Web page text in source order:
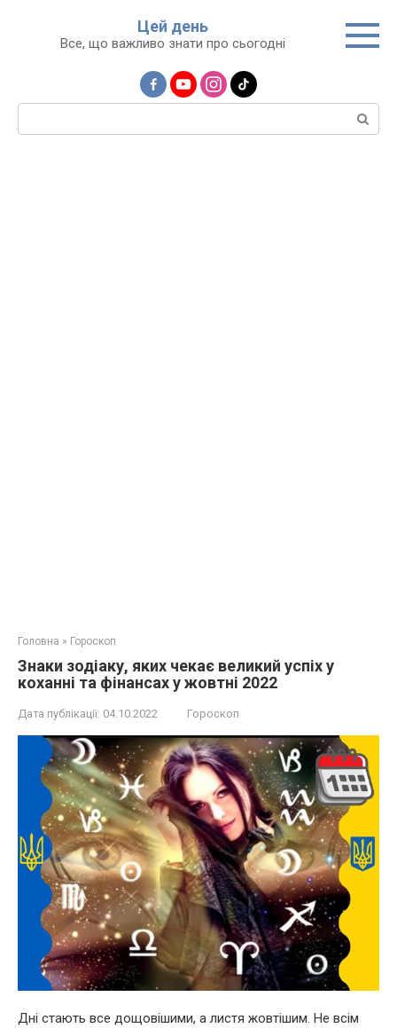
Цей день
Все, що важливо знати про сьогодні
Пошук:
Головна » Гороскоп
Знаки зодіаку, яких чекає великий успіх у
коханні та фінансах у жовтні 2022
Дата публікації: 04.10.2022 Гороскоп
Дні стають все дощовішими, а листя жовтішим. Не всім